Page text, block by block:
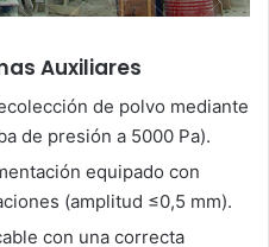
Auxiliares
de polvo mediante
de presión a 5000 Pa).
equipado con
(amplitud ≤0,5 mm).
con una correcta